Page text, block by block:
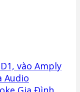
vào Amply
Audio